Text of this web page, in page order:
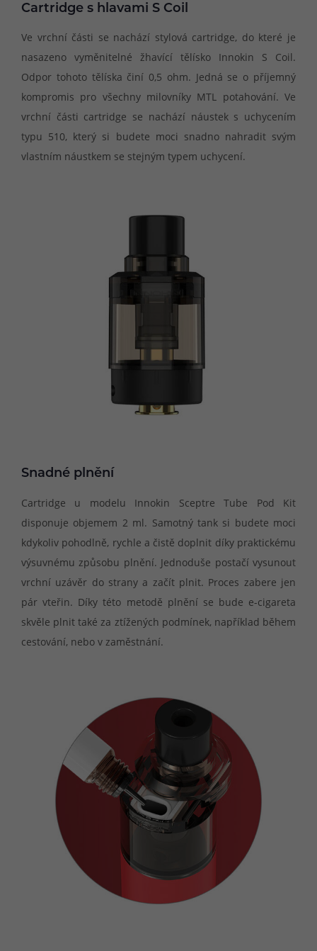
Cartridge s hlavami S Coil
Ve vrchní části se nachází stylová cartridge, do které je
nasazeno vyměnitelné žhavící tělísko Innokin S Coil.
Odpor tohoto tělíska činí 0,5 ohm. Jedná se o příjemný
kompromis pro všechny milovníky MTL potahování. Ve
vrchní části cartridge se nachází náustek s uchycením
typu 510, který si budete moci snadno nahradit svým
vlastním náustkem se stejným typem uchycení.
Snadné plnění
Cartridge u modelu Innokin Sceptre Tube Pod Kit
disponuje objemem 2 ml. Samotný tank si budete moci
kdykoliv pohodlně, rychle a čistě doplnit díky praktickému
výsuvnému způsobu plnění. Jednoduše postačí vysunout
vrchní uzávěr do strany a začít plnit. Proces zabere jen
pár vteřin. Díky této metodě plnění se bude e-cigareta
skvěle plnit také za ztížených podmínek, například během
cestování, nebo v zaměstnání.